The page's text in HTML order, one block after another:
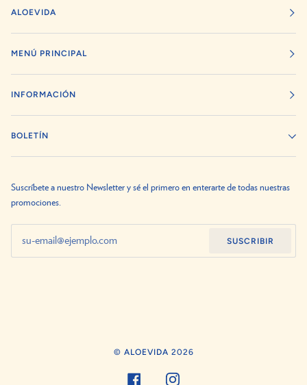
ALOEVIDA
MENÚ PRINCIPAL
INFORMACIÓN
BOLETÍN
Suscríbete a nuestro Newsletter y sé el primero en enterarte de todas nuestras
promociones.
SUSCRIBIR
© ALOEVIDA 2026
FACEBOOKINSTAGRAM